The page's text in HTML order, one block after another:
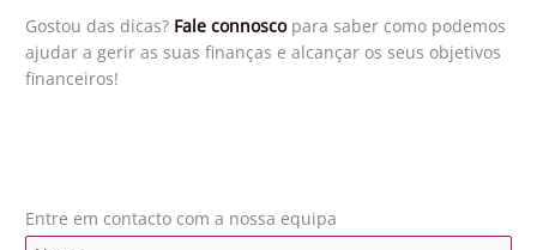
Gostou das dicas? Fale connoscopara saber como podemos
ajudar a gerir as suas finanças e alcançar os seus objetivos
financeiros!
Entre em contacto com a nossa equipa